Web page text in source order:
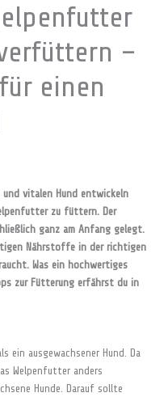
–
einen
und vitalen Hund entwickeln
zu füttern. Der
ganz am Anfang gelegt.
Nährstoffe in der richtigen
Was ein hochwertiges
zur Fütterung erfährst du in
ein ausgewachsener Hund. Da
Welpenfutter anders
Hunde. Darauf sollte